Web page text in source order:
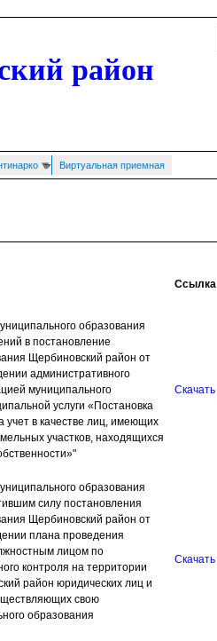
район
Виртуальная приемная
Ссылка
образования
в постановление
Щербиновский район от
административного
муниципального
услуги «Постановка
в качестве лиц, имеющих
участков, находящихся
Скачать
образования
силу постановления
Щербиновский район от
плана проведения
лицом по
контроля на территории
район юридических лиц и
свою
образования
Скачать